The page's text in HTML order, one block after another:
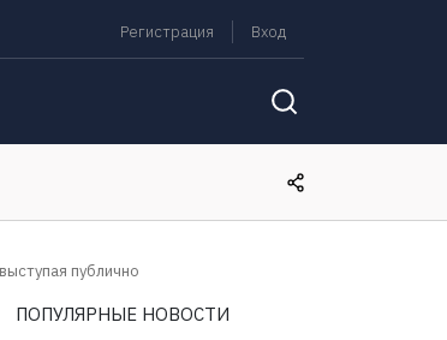
Регистрация Вход
публично
ПОПУЛЯРНЫЕ НОВОСТИ